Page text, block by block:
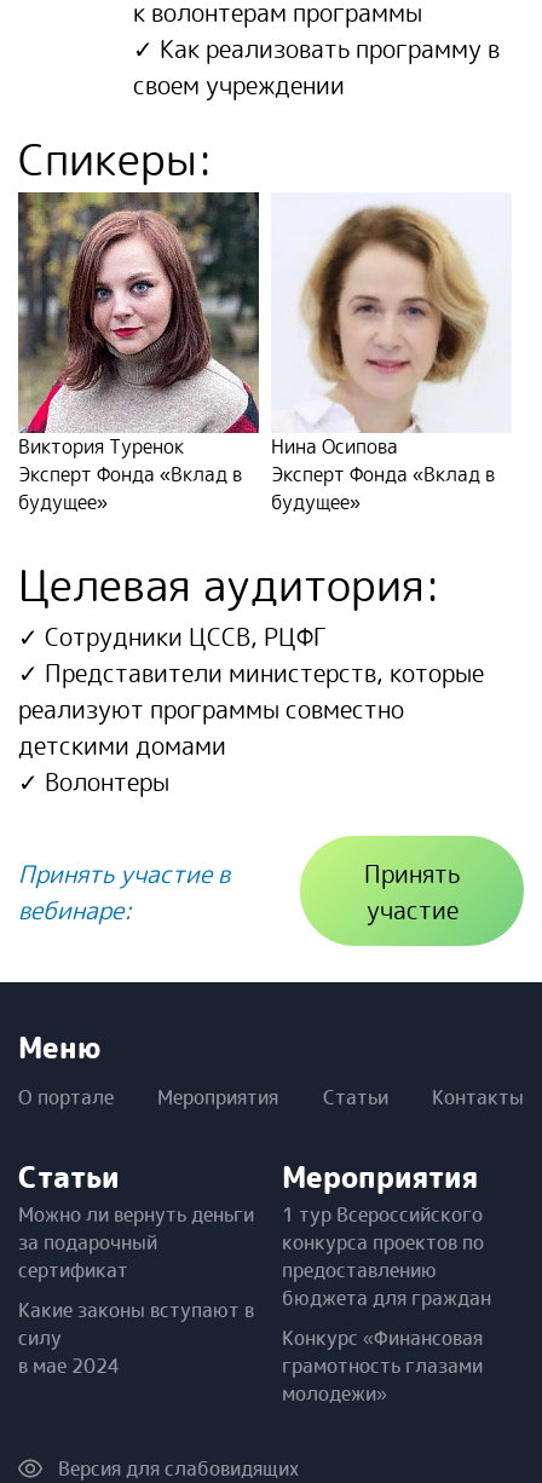
к волонтерам программы
✓ Как реализовать программу в
своем учреждении
Спикеры:
Виктория Туренок
Эксперт Фонда «Вклад в
будущее»
Нина Осипова
Эксперт Фонда «Вклад в
будущее»
Целевая аудитория:
✓ Сотрудники ЦССВ, РЦФГ
✓ Представители министерств, которые
реализуют программы совместно
детскими домами
✓ Волонтеры
Принять участие в
вебинаре:
Принять
участие
Меню
О портале Мероприятия Статьи Контакты
Статьи
Можно ли вернуть деньги
за подарочный
сертификат
Какие законы вступают в
силу
в мае 2024
Мероприятия
1 тур Всероссийского
конкурса проектов по
предоставлению
бюджета для граждан
Конкурс «Финансовая
грамотность глазами
молодежи»
Версия для слабовидящих